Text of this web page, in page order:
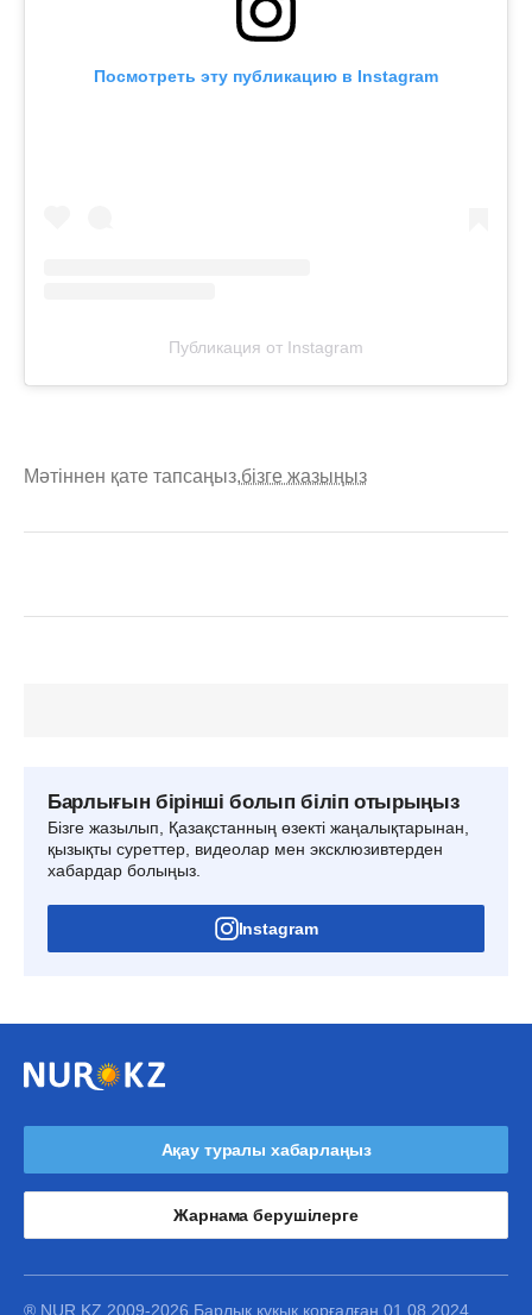
Посмотреть эту публикацию в Instagram
Публикация от Instagram
Мәтіннен қате тапсаңыз,бізге жазыңыз
Барлығын бірінші болып біліп отырыңыз
Бізге жазылып, Қазақстанның өзекті жаңалықтарынан,
қызықты суреттер, видеолар мен эксклюзивтерден
хабардар болыңыз.
Instagram
Ақау туралы хабарлаңыз
Жарнама берушілерге
® NUR.KZ 2009-2026 Барлық құқық қорғалған 01.08.2024